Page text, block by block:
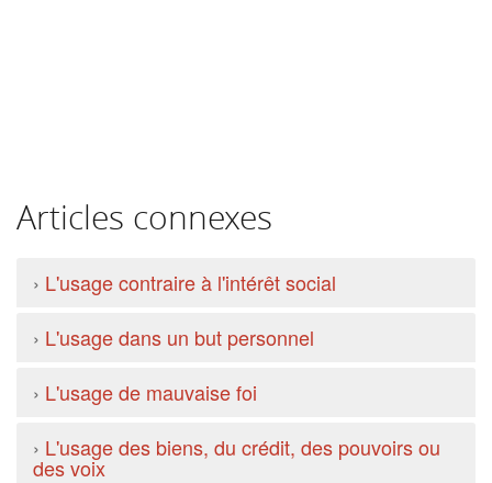
Articles connexes
› L'usage contraire à l'intérêt social
› L'usage dans un but personnel
› L'usage de mauvaise foi
› L'usage des biens, du crédit, des pouvoirs ou
des voix